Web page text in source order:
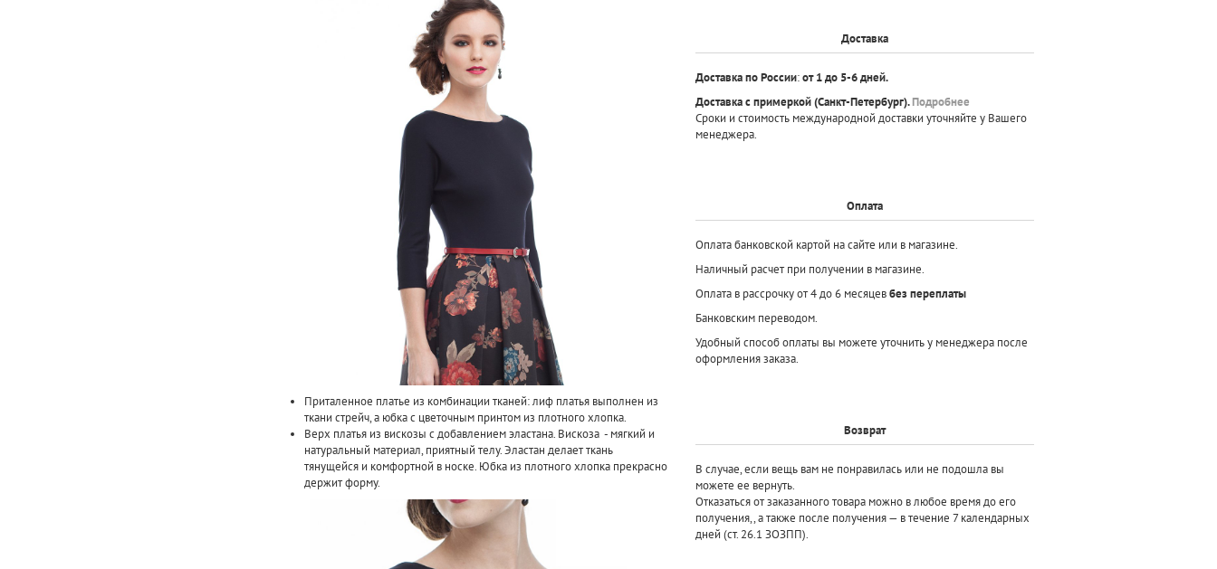
Приталенное платье из комбинации тканей: лиф платья выполнен из
ткани стрейч, а юбка с цветочным принтом из плотного хлопка.
Верх платья из вискозы с добавлением эластана. Вискоза - мягкий и
натуральный материал, приятный телу. Эластан делает ткань
тянущейся и комфортной в носке. Юбка из плотного хлопка прекрасно
держит форму.
Доставка
Доставка по России:от 1 до 5-6 дней.
Доставка с примеркой(Санкт-Петербург).Подробнее
Сроки и стоимость международной доставки уточняйте у Вашего
менеджера.
Оплата
Оплата банковской картой на сайте или в магазине.
Наличный расчет при получении в магазине.
Оплата в рассрочку от 4 до 6 месяцевбез переплаты
Банковским переводом.
Удобный способ оплаты вы можете уточнить у менеджера после
оформления заказа.
Возврат
В случае, если вещь вам не понравилась или не подошла вы
можете ее вернуть.
Отказаться от заказанного товара можно в любое время до его
получения,, а также после получения — в течение 7 календарных
дней (ст. 26.1 ЗОЗПП).